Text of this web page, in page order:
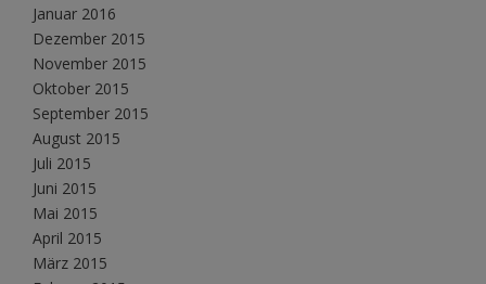
Januar 2016
Dezember 2015
November 2015
Oktober 2015
September 2015
August 2015
Juli 2015
Juni 2015
Mai 2015
April 2015
März 2015